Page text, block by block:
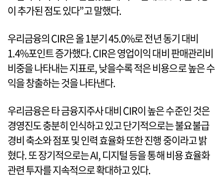
이 추가된 점도 있다”고 말했다.
우리금융의 CIR은 올 1분기 45.0%로 전년 동기 대비
1.4%포인트 증가했다. CIR은 영업이익 대비 판매관리비
비중을 나타내는 지표로, 낮을수록 적은 비용으로 높은 수
익을 창출하는 것을 나타낸다.
우리금융은 타 금융지주사 대비 CIR이 높은 수준인 것은
경영진도 충분히 인식하고 있고 단기적으로는 불요불급
경비 축소와 점포 및 인력 효율화 또한 진행 중이라고 밝
혔다. 또 장기적으로는 AI, 디지털 등을 통해 비용 효율화
관련 투자를 지속적으로 확대하고 있다.